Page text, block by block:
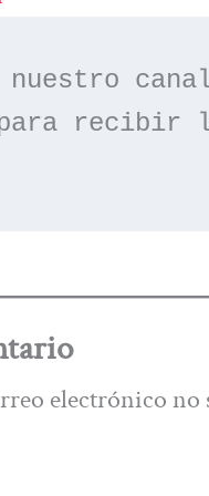
nuestro
recibir
electrónico no